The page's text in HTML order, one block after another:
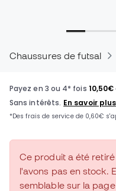
Chaussures de futsal
Ce produit a été
l'avons pas en stock.
semblable sur la